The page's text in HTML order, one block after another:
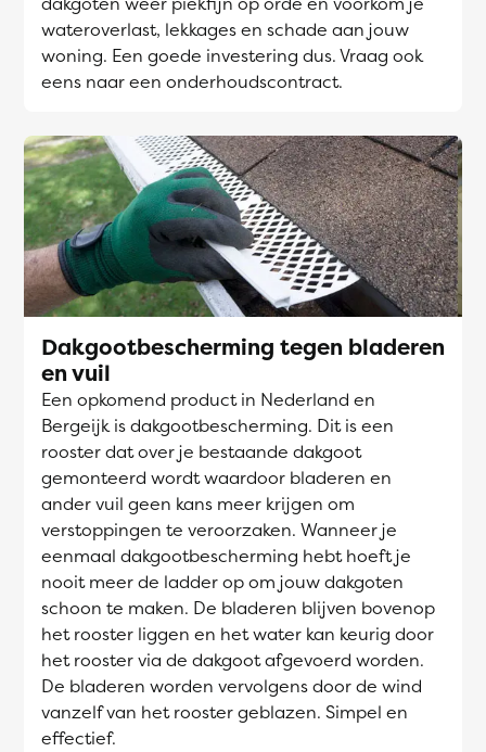
wateroverlast, lekkages en schade aan jouw
woning. Een goede investering dus. Vraag ook
eens naar een onderhoudscontract.
Dakgootbescherming tegen bladeren
en vuil
Een opkomend product in Nederland en
Bergeijk is dakgootbescherming. Dit is een
rooster dat over je bestaande dakgoot
gemonteerd wordt waardoor bladeren en
ander vuil geen kans meer krijgen om
verstoppingen te veroorzaken. Wanneer je
eenmaal dakgootbescherming hebt hoeft je
nooit meer de ladder op om jouw dakgoten
schoon te maken. De bladeren blijven bovenop
het rooster liggen en het water kan keurig door
het rooster via de dakgoot afgevoerd worden.
De bladeren worden vervolgens door de wind
vanzelf van het rooster geblazen. Simpel en
effectief.